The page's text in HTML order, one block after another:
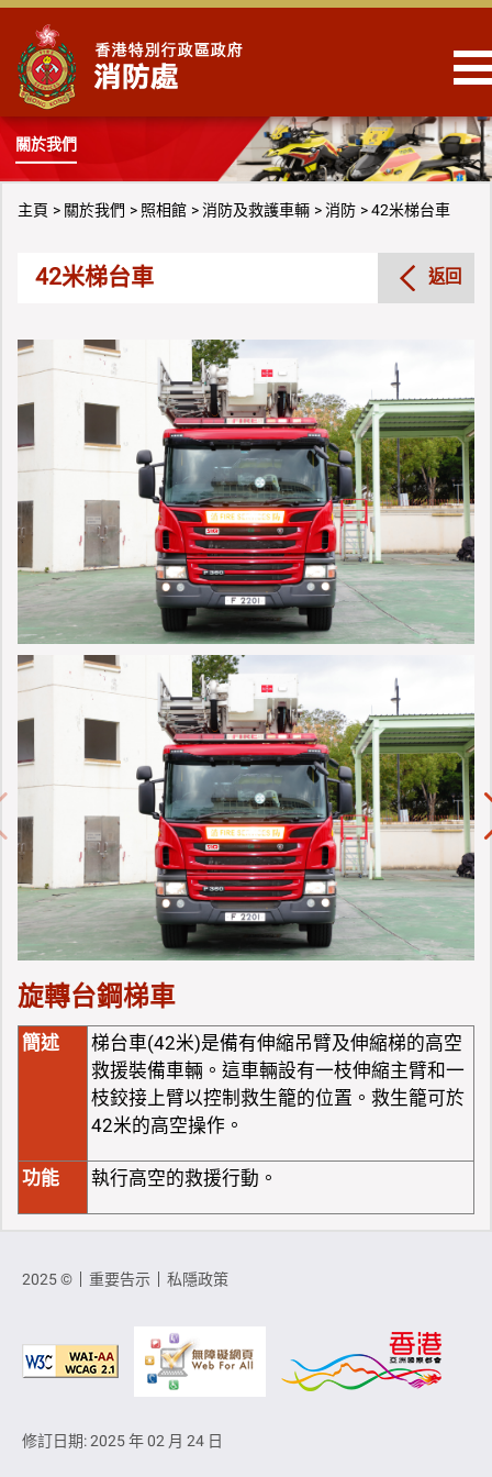
跳到內容
關於我們
主頁 關於我們 照相館 消防及救護車輛 消防 42米梯台車
42米梯台車 返回
旋轉台鋼梯車
簡述
梯台車(42米)是備有伸縮吊臂及伸縮梯的高空
救援裝備車輛。這車輛設有一枝伸縮主臂和一
枝鉸接上臂以控制救生籠的位置。救生籠可於
42米的高空操作。
功能 執行高空的救援行動。
2025 © 重要告示 私隱政策
修訂日期: 2025 年 02 月 24 日